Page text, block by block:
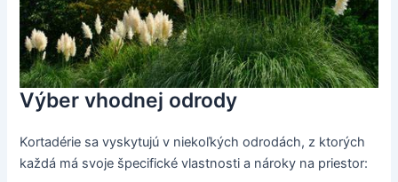
Výber vhodnej odrody
Kortadérie sa vyskytujú v niekoľkých odrodách, z ktorých
každá má svoje špecifické vlastnosti a nároky na priestor: